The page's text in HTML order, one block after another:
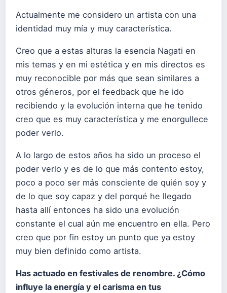
Actualmente me considero un artista con una
identidad muy mía y muy característica.
Creo que a estas alturas la esencia Nagati en
mis temas y en mi estética y en mis directos es
muy reconocible por más que sean similares a
otros géneros, por el feedback que he ido
recibiendo y la evolución interna que he tenido
creo que es muy característica y me enorgullece
poder verlo.
A lo largo de estos años ha sido un proceso el
poder verlo y es de lo que más contento estoy,
poco a poco ser más consciente de quién soy y
de lo que soy capaz y del porqué he llegado
hasta allí entonces ha sido una evolución
constante el cual aún me encuentro en ella. Pero
creo que por fin estoy un punto que ya estoy
muy bien definido como artista.
Has actuado en festivales de renombre. ¿Cómo
influye la energía y el carisma en tus